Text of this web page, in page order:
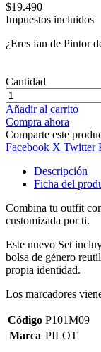
$19.490
Impuestos incluidos
¿Eres fan de Pintor
Cantidad
Añadir al carrito
Compra ahora
Comparte este
Facebook X Twitter
Descripción
Ficha del
Combina tu outfit
customizada por ti.
Este nuevo Set
bolsa de género
propia identidad.
Los marcadores
Código P101M09
Marca PILOT